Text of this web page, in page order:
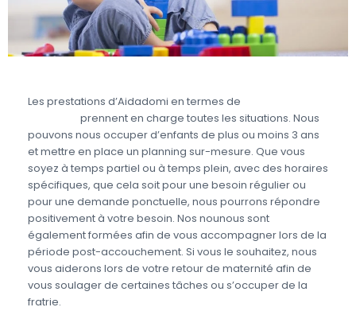
Les prestations d’Aidadomi en termes de
prennent en charge toutes les situations. Nous
pouvons nous occuper d’enfants de plus ou moins 3 ans
et mettre en place un planning sur-mesure. Que vous
soyez à temps partiel ou à temps plein, avec des horaires
spécifiques, que cela soit pour une besoin régulier ou
pour une demande ponctuelle, nous pourrons répondre
positivement à votre besoin. Nos nounous sont
également formées afin de vous accompagner lors de la
période post-accouchement. Si vous le souhaitez, nous
vous aiderons lors de votre retour de maternité afin de
vous soulager de certaines tâches ou s’occuper de la
fratrie.